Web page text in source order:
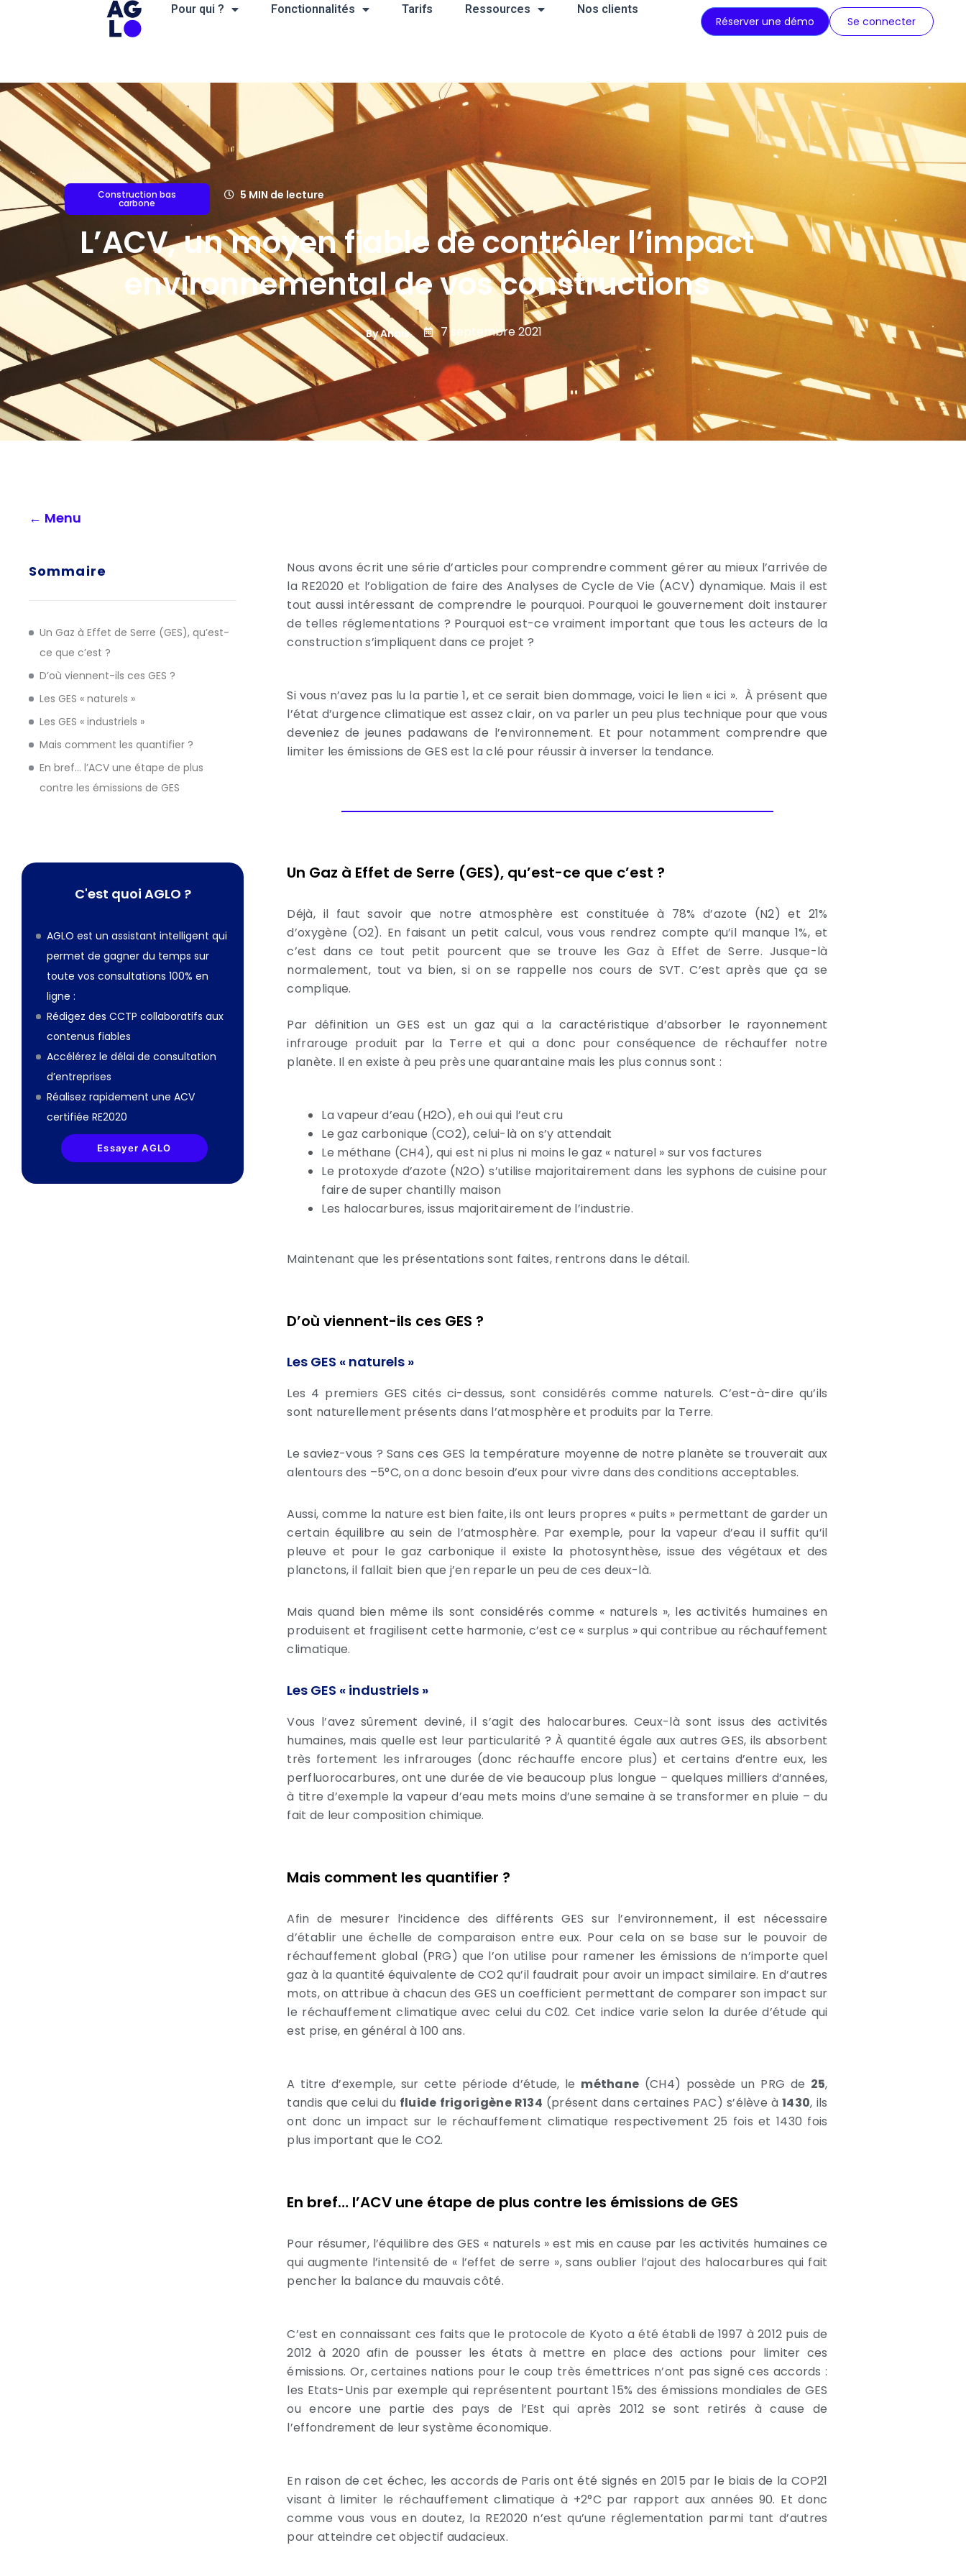
Pour qui ? Fonctionnalités Tarifs Ressources Nos clients
Réserver une démo Se connecter
Construction bas
carbone
5 MIN de lecture
L’ACV, un moyen fiable de contrôler l’impact
environnemental de vos constructions
By Anais 7 septembre 2021
← Menu
Sommaire
Un Gaz à Effet de Serre (GES), qu’est-
ce que c’est ?
D’où viennent-ils ces GES ?
Les GES « naturels »
Les GES « industriels »
Mais comment les quantifier ?
En bref… l’ACV une étape de plus
contre les émissions de GES
C'est quoi AGLO ?
AGLO est un assistant intelligent qui
permet de gagner du temps sur
toute vos consultations 100% en
ligne :
Rédigez des CCTP collaboratifs aux
contenus fiables
Accélérez le délai de consultation
d’entreprises
Réalisez rapidement une ACV
certifiée RE2020
Essayer AGLO
Nous avons écrit une série d’articles pour comprendre comment gérer au mieux l’arrivée de
la RE2020 et l’obligation de faire des Analyses de Cycle de Vie (ACV) dynamique. Mais il est
tout aussi intéressant de comprendre le pourquoi. Pourquoi le gouvernement doit instaurer
de telles réglementations ? Pourquoi est-ce vraiment important que tous les acteurs de la
construction s’impliquent dans ce projet ?
Si vous n’avez pas lu la partie 1, et ce serait bien dommage, voici le lien « ici ». À présent que
l’état d’urgence climatique est assez clair, on va parler un peu plus technique pour que vous
deveniez de jeunes padawans de l’environnement. Et pour notamment comprendre que
limiter les émissions de GES est la clé pour réussir à inverser la tendance.
Un Gaz à Effet de Serre (GES), qu’est-ce que c’est ?
Déjà, il faut savoir que notre atmosphère est constituée à 78% d’azote (N2) et 21%
d’oxygène (O2). En faisant un petit calcul, vous vous rendrez compte qu’il manque 1%, et
c’est dans ce tout petit pourcent que se trouve les Gaz à Effet de Serre. Jusque-là
normalement, tout va bien, si on se rappelle nos cours de SVT. C’est après que ça se
complique.
Par définition un GES est un gaz qui a la caractéristique d’absorber le rayonnement
infrarouge produit par la Terre et qui a donc pour conséquence de réchauffer notre
planète. Il en existe à peu près une quarantaine mais les plus connus sont :
La vapeur d’eau (H2O), eh oui qui l’eut cru
Le gaz carbonique (CO2), celui-là on s’y attendait
Le méthane (CH4), qui est ni plus ni moins le gaz « naturel » sur vos factures
Le protoxyde d’azote (N2O) s’utilise majoritairement dans les syphons de cuisine pour
faire de super chantilly maison
Les halocarbures, issus majoritairement de l’industrie.
Maintenant que les présentations sont faites, rentrons dans le détail.
D’où viennent-ils ces GES ?
Les GES « naturels »
Les 4 premiers GES cités ci-dessus, sont considérés comme naturels. C’est-à-dire qu’ils
sont naturellement présents dans l’atmosphère et produits par la Terre.
Le saviez-vous ? Sans ces GES la température moyenne de notre planète se trouverait aux
alentours des –5°C, on a donc besoin d’eux pour vivre dans des conditions acceptables.
Aussi, comme la nature est bien faite, ils ont leurs propres « puits » permettant de garder un
certain équilibre au sein de l’atmosphère. Par exemple, pour la vapeur d’eau il suffit qu’il
pleuve et pour le gaz carbonique il existe la photosynthèse, issue des végétaux et des
planctons, il fallait bien que j’en reparle un peu de ces deux-là.
Mais quand bien même ils sont considérés comme « naturels », les activités humaines en
produisent et fragilisent cette harmonie, c’est ce « surplus » qui contribue au réchauffement
climatique.
Les GES « industriels »
Vous l’avez sûrement deviné, il s’agit des halocarbures. Ceux-là sont issus des activités
humaines, mais quelle est leur particularité ? À quantité égale aux autres GES, ils absorbent
très fortement les infrarouges (donc réchauffe encore plus) et certains d’entre eux, les
perfluorocarbures, ont une durée de vie beaucoup plus longue – quelques milliers d’années,
à titre d’exemple la vapeur d’eau mets moins d’une semaine à se transformer en pluie – du
fait de leur composition chimique.
Mais comment les quantifier ?
Afin de mesurer l’incidence des différents GES sur l’environnement, il est nécessaire
d’établir une échelle de comparaison entre eux. Pour cela on se base sur le pouvoir de
réchauffement global (PRG) que l’on utilise pour ramener les émissions de n’importe quel
gaz à la quantité équivalente de CO2 qu’il faudrait pour avoir un impact similaire. En d’autres
mots, on attribue à chacun des GES un coefficient permettant de comparer son impact sur
le réchauffement climatique avec celui du C02. Cet indice varie selon la durée d’étude qui
est prise, en général à 100 ans.
A titre d’exemple, sur cette période d’étude, le méthane (CH4) possède un PRG de 25,
tandis que celui du fluide frigorigène R134 (présent dans certaines PAC) s’élève à1430, ils
ont donc un impact sur le réchauffement climatique respectivement 25 fois et 1430 fois
plus important que le CO2.
En bref… l’ACV une étape de plus contre les émissions de GES
Pour résumer, l’équilibre des GES « naturels » est mis en cause par les activités humaines ce
qui augmente l’intensité de « l’effet de serre », sans oublier l’ajout des halocarbures qui fait
pencher la balance du mauvais côté.
C’est en connaissant ces faits que le protocole de Kyoto a été établi de 1997 à 2012 puis de
2012 à 2020 afin de pousser les états à mettre en place des actions pour limiter ces
émissions. Or, certaines nations pour le coup très émettrices n’ont pas signé ces accords :
les Etats-Unis par exemple qui représentent pourtant 15% des émissions mondiales de GES
ou encore une partie des pays de l’Est qui après 2012 se sont retirés à cause de
l’effondrement de leur système économique.
En raison de cet échec, les accords de Paris ont été signés en 2015 par le biais de la COP21
visant à limiter le réchauffement climatique à +2°C par rapport aux années 90. Et donc
comme vous vous en doutez, la RE2020 n’est qu’une réglementation parmi tant d’autres
pour atteindre cet objectif audacieux.